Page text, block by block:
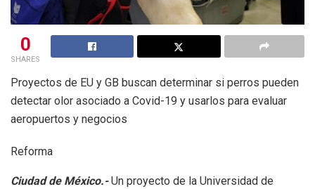
0
SHARES
Proyectos de EU y GB buscan determinar si perros pueden
detectar olor asociado a Covid-19 y usarlos para evaluar
aeropuertos y negocios
Reforma
Ciudad de México.-Un proyecto de la Universidad de